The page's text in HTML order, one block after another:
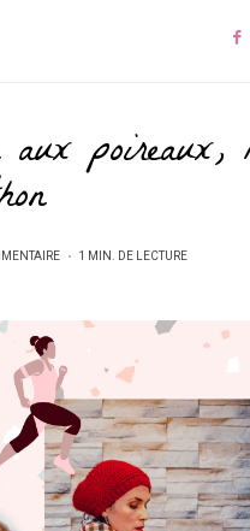
poireaux,
1 MIN. DE LECTURE